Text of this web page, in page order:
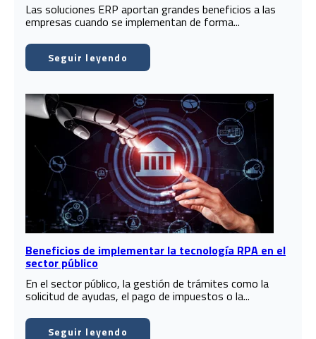
Las soluciones ERP aportan grandes beneficios a las
empresas cuando se implementan de forma...
Seguir leyendo
Beneficios de implementar la tecnología RPA en el
sector público
En el sector público, la gestión de trámites como la
solicitud de ayudas, el pago de impuestos o la...
Seguir leyendo